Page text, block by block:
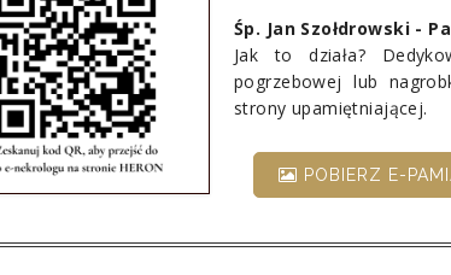
Śp. Jan Szołdrowski -
Jak to działa?
pogrzebowej lub
strony upamiętniającej.
POBIERZ E-